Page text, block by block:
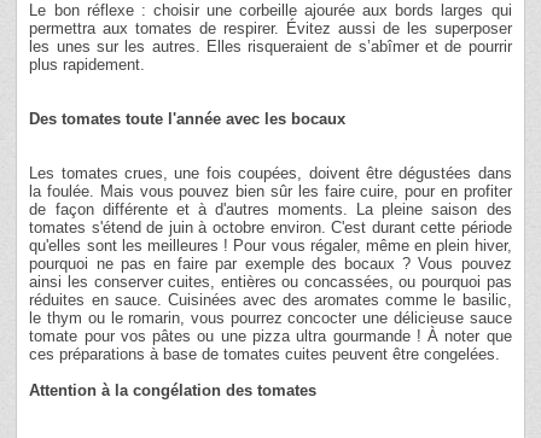
Le bon réflexe : choisir une corbeille ajourée aux bords larges qui
permettra aux tomates de respirer. Évitez aussi de les superposer
les unes sur les autres. Elles risqueraient de s’abîmer et de pourrir
plus rapidement.
Des tomates toute l'année avec les bocaux
Les tomates crues, une fois coupées, doivent être dégustées dans
la foulée. Mais vous pouvez bien sûr les faire cuire, pour en profiter
de façon différente et à d'autres moments. La pleine saison des
tomates s'étend de juin à octobre environ. C'est durant cette période
qu'elles sont les meilleures ! Pour vous régaler, même en plein hiver,
pourquoi ne pas en faire par exemple des bocaux ? Vous pouvez
ainsi les conserver cuites, entières ou concassées, ou pourquoi pas
réduites en sauce. Cuisinées avec des aromates comme le basilic,
le thym ou le romarin, vous pourrez concocter une délicieuse sauce
tomate pour vos pâtes ou une pizza ultra gourmande ! À noter que
ces préparations à base de tomates cuites peuvent être congelées.
Attention à la congélation des tomates